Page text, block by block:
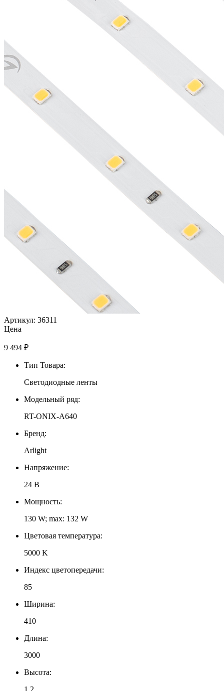
Артикул: 36311
Цена
9 494 ₽
Тип Товара:
Светодиодные ленты
Модельный ряд:
RT-ONIX-A640
Бренд:
Arlight
Напряжение:
24 В
Мощность:
130 W; max: 132 W
Цветовая температура:
5000 K
Индекс цветопередачи:
85
Ширина:
410
Длина:
3000
Высота:
1.2